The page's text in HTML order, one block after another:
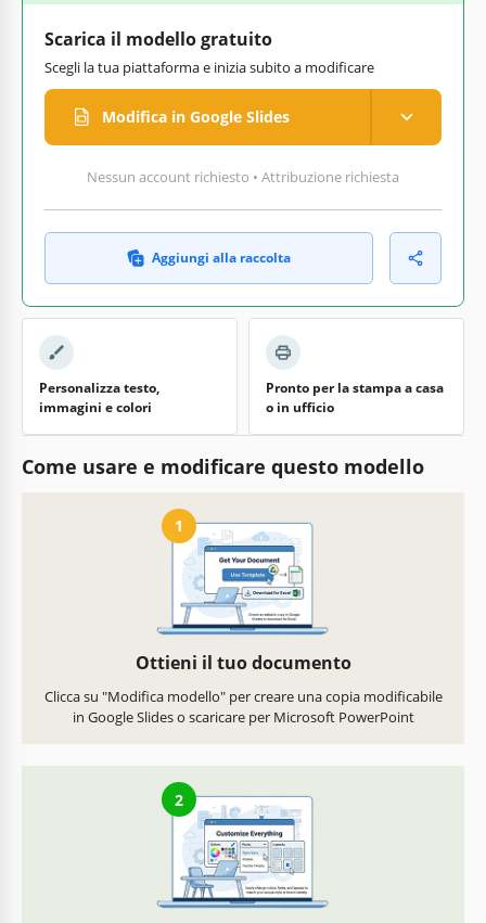
Scarica il modello gratuito
Scegli la tua piattaforma e inizia subito a modificare
Modifica in Google Slides
Nessun account richiesto • Attribuzione richiesta
Aggiungi alla raccolta
Personalizza testo,
immagini e colori
Pronto per la stampa a casa
o in ufficio
Come usare e modificare questo modello
1
Ottieni il tuo documento
Clicca su "Modifica modello" per creare una copia modificabile
in Google Slides o scaricare per Microsoft PowerPoint
2